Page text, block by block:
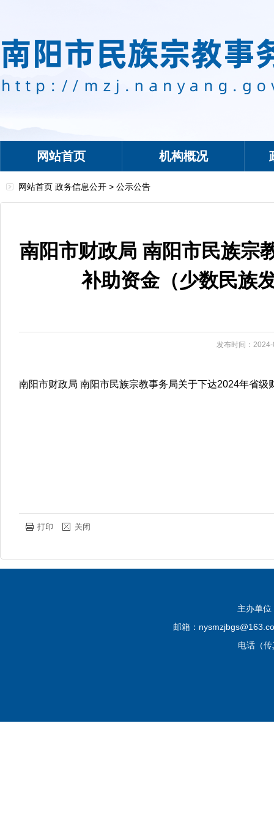
网站首页 机构概况
网站首页 政务信息公开 > 公示公告
南阳市财政局 南阳市民族宗
补助资金（少数民族
发布时间：
南阳市财政局 南阳市民族宗教事务局关于下达2024年省
打印 关闭
主办单
邮箱：
电话（